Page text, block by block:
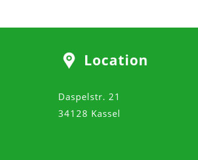
Location
Daspelstr. 21
34128 Kassel